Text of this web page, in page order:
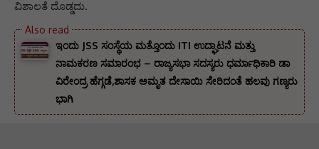
ವಿಶಾಲತೆ ದೊಡ್ಡದು.
ಇಂದು JSS ಸಂಸ್ಥೆಯ ಮತ್ತೊಂದು ITI ಉದ್ಘಾಟನೆ ಮತ್ತು
ನಾಮಕರಣ ಸಮಾರಂಭ – ರಾಜ್ಯಸಭಾ ಸದಸ್ಯರು ಧರ್ಮಾಧಿಕಾರಿ ಡಾ
ವಿರೇಂದ್ರ ಹೆಗ್ಗಡೆ,ಶಾಸಕ ಅಮೃತ ದೇಸಾಯಿ ಸೇರಿದಂತೆ ಹಲವು ಗಣ್ಯರು
ಭಾಗಿ